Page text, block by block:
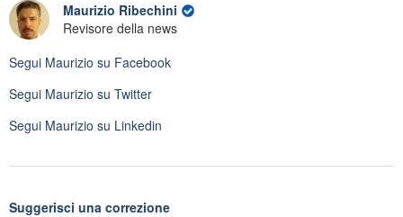
Maurizio Ribechini
Revisore della news
Segui Maurizio su Facebook
Segui Maurizio su Twitter
Segui Maurizio su Linkedin
Suggerisci una correzione